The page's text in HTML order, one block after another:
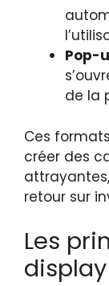
Pop-
de la
Ces
créer des
retour sur
Les
display